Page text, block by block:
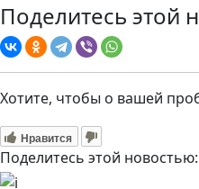
Поделитесь этой
Хотите, чтобы о вашей
Нравится
Поделитесь этой новостью: